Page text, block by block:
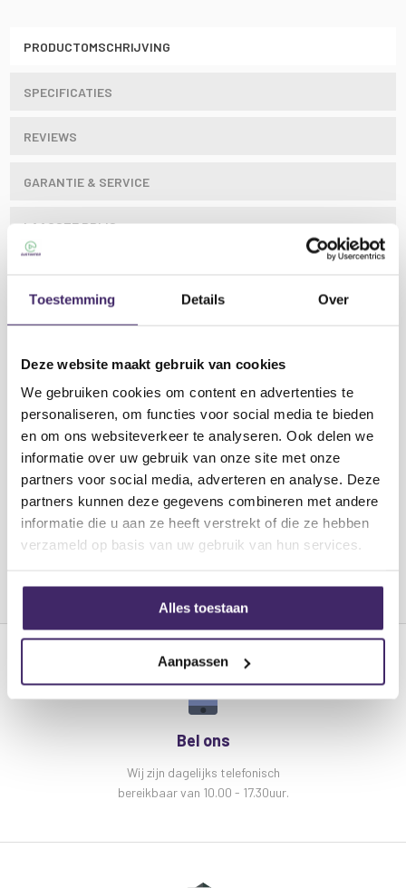
Toestemming Details Over
Deze website maakt gebruik van cookies
We gebruiken cookies om content en advertenties te
personaliseren, om functies voor social media te bieden
en om ons websiteverkeer te analyseren. Ook delen we
informatie over uw gebruik van onze site met onze
partners voor social media, adverteren en analyse. Deze
partners kunnen deze gegevens combineren met andere
informatie die u aan ze heeft verstrekt of die ze hebben
verzameld op basis van uw gebruik van hun services.
Alles toestaan
Aanpassen
PRODUCTOMSCHRIJVING
SPECIFICATIES
REVIEWS
GARANTIE & SERVICE
LAAGSTE PRIJS
mysterieuze sfeer waarin witte en Neon tinten
in kleding, versiering of make up oplichten.
Maak uw Neon, blacklight of White party tot een
succes met deze sterke LED lamp.
Kenmerken Ibiza Light LED-UV24 UV LED
lichteffect blacklight:
24x 3W UV LED
Programma's: Auto, Geluidsgestuurd,
Master&Slave enDMX
lichteffect blacklight:
Stroomverbruik: 75W
Voeding: 220 ~ 240V, 50 / 60Hz
Afmetingen: 31 x 17 x 12 cm
Gewicht: 2,182 kg
Lees meer
Bel ons
Wij zijn dagelijks telefonisch
bereikbaar van 10.00 - 17.30uur.